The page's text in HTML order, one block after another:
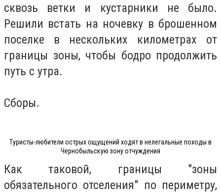
сквозь ветки и кустарники не было.
Решили встать на ночевку в брошенном
поселке в нескольких километрах от
границы зоны, чтобы бодро продолжить
путь с утра.
Сборы.
Туристы-любители острых ощущений ходят в нелегальные походы в
Чернобыльскую зону отчуждения
Как таковой, границы "зоны
обязательного отселения" по периметру,